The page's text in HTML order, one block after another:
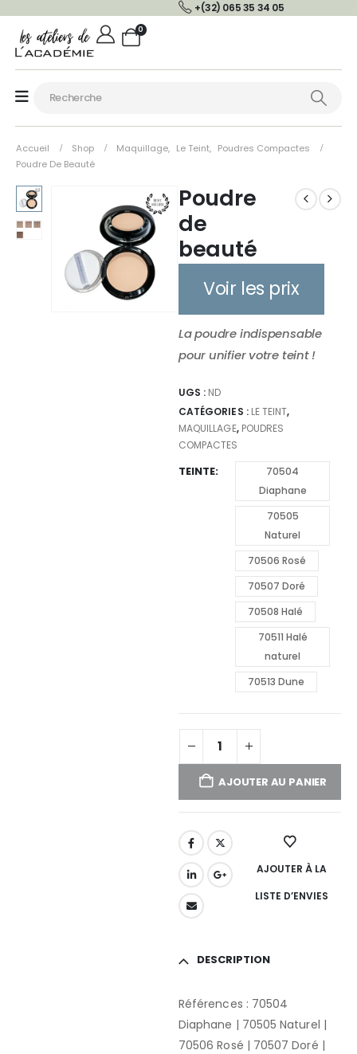
+(32) 065 35 34 05
0
Accueil Shop Maquillage, Le Teint, Poudres Compactes
Poudre De Beauté
Poudre
de
beauté
Voir les prix
La poudre indispensable
pour unifier votre teint !
UGS : ND
CATÉGORIES : LE TEINT,
MAQUILLAGE, POUDRES
COMPACTES
TEINTE
70504
Diaphane
70505
Naturel
70506 Rosé
70507 Doré
70508 Halé
70511 Halé
naturel
70513 Dune
AJOUTER AU PANIER
AJOUTER À LA
LISTE D’ENVIES
DESCRIPTION
Références : 70504
Diaphane | 70505 Naturel |
70506 Rosé | 70507 Doré |